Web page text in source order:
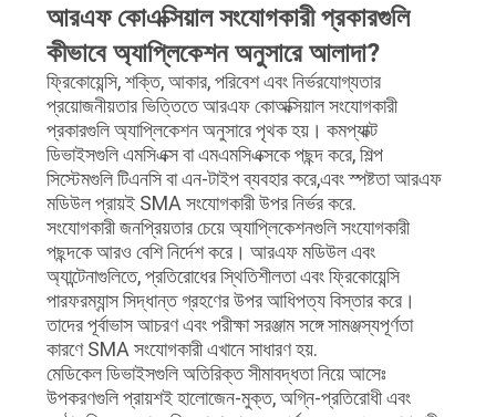
আরএফ কোএক্সিয়াল সংযোগকারী প্রকারগুলি
কীভাবে অ্যাপ্লিকেশন অনুসারে আলাদা?
ফ্রিকোয়েন্সি, শক্তি, আকার, পরিবেশ এবং নির্ভরযোগ্যতার
প্রয়োজনীয়তার ভিত্তিতে আরএফ কোঅক্সিয়াল সংযোগকারী
প্রকারগুলি অ্যাপ্লিকেশন অনুসারে পৃথক হয়। কমপ্যাক্ট
ডিভাইসগুলি এমসিএক্স বা এমএমসিএক্সকে পছন্দ করে, শিল্প
সিস্টেমগুলি টিএনসি বা এন-টাইপ ব্যবহার করে,এবং স্পষ্টতা আরএফ
মডিউল প্রায়ই SMA সংযোগকারী উপর নির্ভর করে.
সংযোগকারী জনপ্রিয়তার চেয়ে অ্যাপ্লিকেশনগুলি সংযোগকারী
পছন্দকে আরও বেশি নির্দেশ করে। আরএফ মডিউল এবং
অ্যান্টেনাগুলিতে, প্রতিরোধের স্থিতিশীলতা এবং ফ্রিকোয়েন্সি
পারফরম্যান্স সিদ্ধান্ত গ্রহণের উপর আধিপত্য বিস্তার করে।
তাদের পূর্বাভাস আচরণ এবং পরীক্ষা সরঞ্জাম সঙ্গে সামঞ্জস্যপূর্ণতা
কারণে SMA সংযোগকারী এখানে সাধারণ হয়.
মেডিকেল ডিভাইসগুলি অতিরিক্ত সীমাবদ্ধতা নিয়ে আসেঃ
উপকরণগুলি প্রায়শই হালোজেন-মুক্ত, অগ্নি-প্রতিরোধী এবং